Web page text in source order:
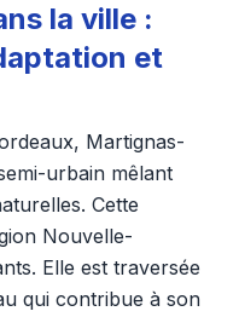
la ville :
et
Martignas-
urbain mêlant
Cette
Nouvelle-
Elle est traversée
qui contribue à son